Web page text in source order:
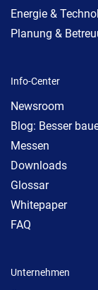
Energie &
Planung &
Info-Center
Newsroom
Blog: Besser
Messen
Downloads
Glossar
Whitepaper
FAQ
Unternehmen